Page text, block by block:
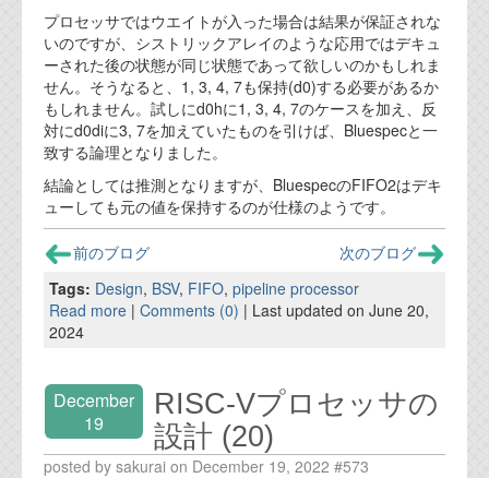
プロセッサではウエイトが入った場合は結果が保証されな
いのですが、シストリックアレイのような応用ではデキュ
ーされた後の状態が同じ状態であって欲しいのかもしれま
せん。そうなると、1, 3, 4, 7も保持(d0)する必要があるか
もしれません。試しにd0hに1, 3, 4, 7のケースを加え、反
対にd0diに3, 7を加えていたものを引けば、Bluespecと一
致する論理となりました。
結論としては推測となりますが、BluespecのFIFO2はデキ
ューしても元の値を保持するのが仕様のようです。
前のブログ
次のブログ
Tags: Design, BSV, FIFO, pipeline processor
Read more | Comments (0) | Last updated on June 20,
2024
December
19
RISC-Vプロセッサの
設計 (20)
posted by sakurai on December 19, 2022 #573